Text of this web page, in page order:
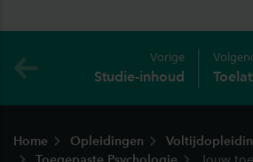
Vorige
Studie-inhoud
Home Opleidingen